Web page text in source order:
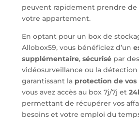
peuvent rapidement prendre de
votre appartement.
En optant pour un box de
Allobox59, vous bénéficiez d’un
supplémentaire, sécurisépar
vidéosurveillance ou la
garantissant la protection de vos
vous avez accès au box 7j/7j et
permettant de récupérer vos
besoins et votre emploi du